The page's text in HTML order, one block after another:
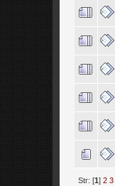
Str: [1] 2 3